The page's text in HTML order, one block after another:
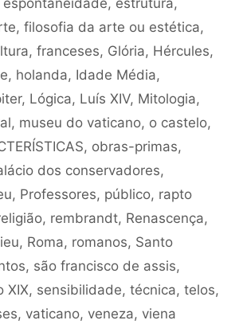
, filosofia da arte ou estética,
, franceses, Glória, Hércules,
, holanda, Idade Média,
, Lógica, Luís XIV, Mitologia,
, museu do vaticano, o castelo,
, obras-primas,
dos conservadores,
, Professores, público, rapto
, rembrandt, Renascença,
, Roma, romanos, Santo
, são francisco de assis,
XIX, sensibilidade, técnica, telos,
, vaticano, veneza, viena